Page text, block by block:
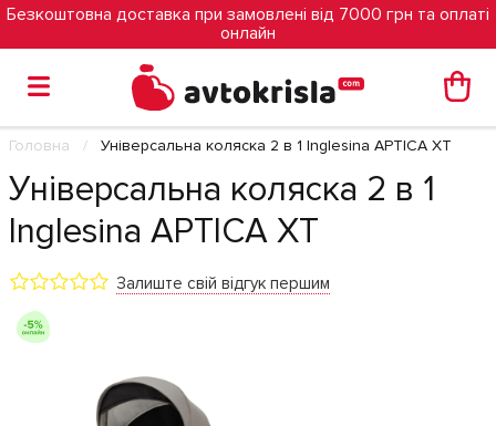
Безкоштовна доставка при замовлені від 7000 грн та оплаті
онлайн
Головна Універсальна коляска 2 в 1 Inglesina APTICA XT
Універсальна коляска 2 в 1
Inglesina APTICA XT
Залиште свій відгук першим